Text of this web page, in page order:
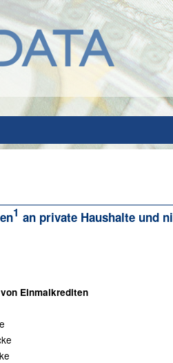
1 an private Haushalte und
Einmalkrediten